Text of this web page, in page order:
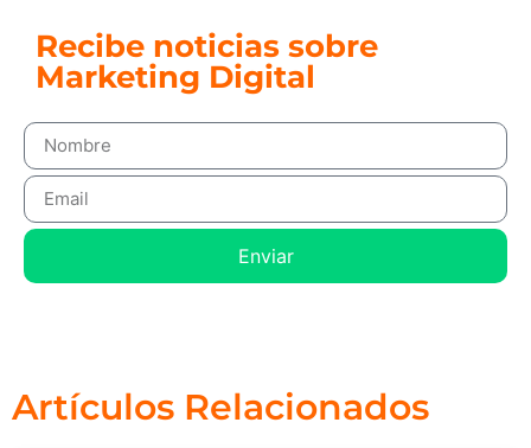
Recibe noticias sobre
Marketing Digital
Enviar
Artículos Relacionados